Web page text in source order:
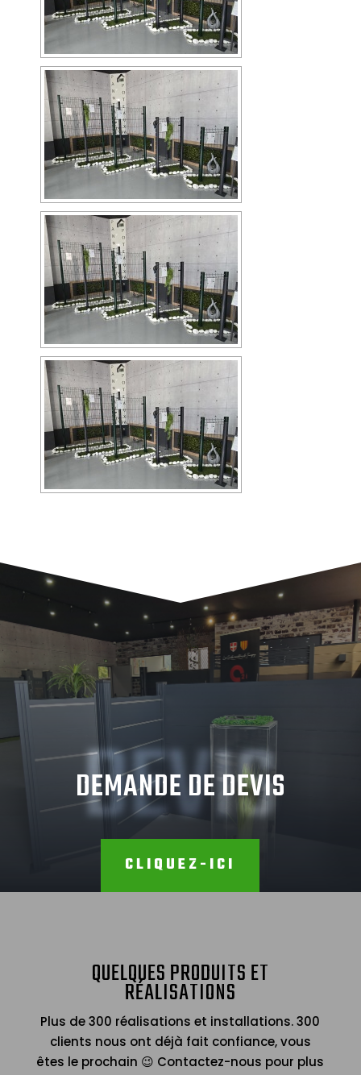
DEVIS
DEMANDE DE DEVIS
CLIQUEZ-ICI
QUELQUES PRODUITS ET
RÉALISATIONS
Plus de 300 réalisations et installations. 300
clients nous ont déjà fait confiance, vous
êtes le prochain 😉 Contactez-nous pour plus